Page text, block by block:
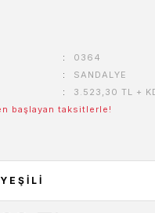
0364
SANDALYE
3.523,30 TL +
başlayan taksitlerle!